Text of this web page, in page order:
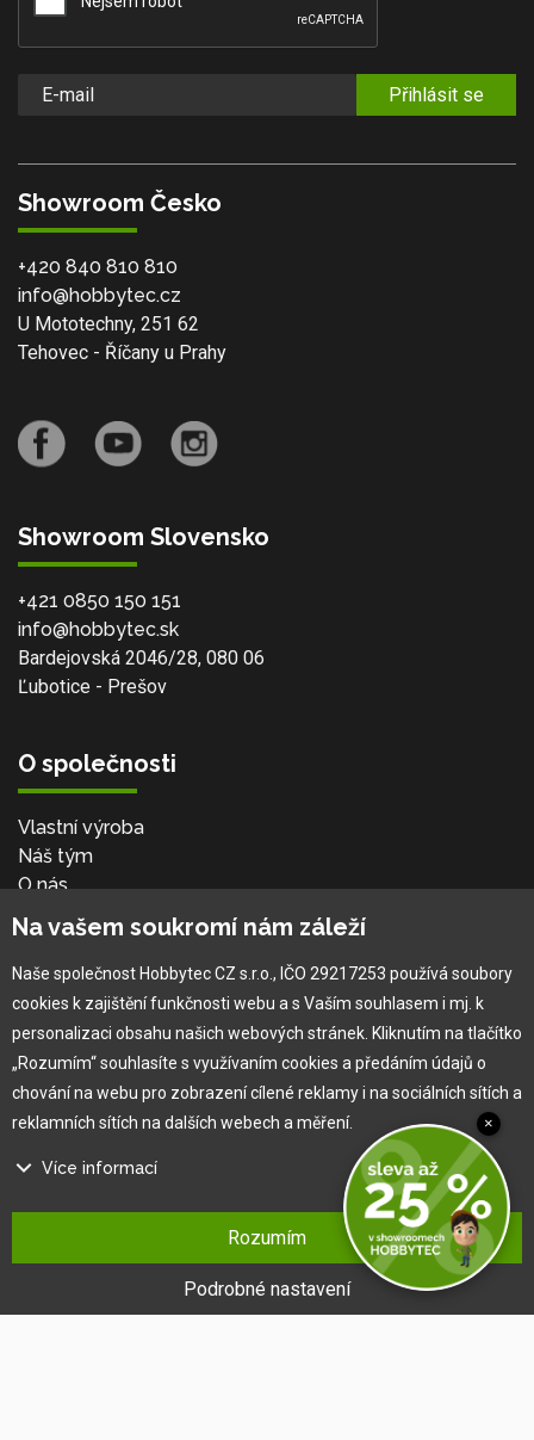
Přihlásit se
Showroom Česko
+420 840 810 810
info@hobbytec.cz
U Mototechny, 251 62
Tehovec - Říčany u Prahy
Showroom Slovensko
+421 0850 150 151
info@hobbytec.sk
Bardejovská 2046/28, 080 06
Ľubotice - Prešov
O společnosti
Vlastní výroba
Náš tým
O nás
Pro zákazníka
Obchodní podmínky
Věrnostní program
Jak na reklamaci
Výprodej
Na vašem soukromí nám záleží
Naše společnost Hobbytec CZ s.r.o., IČO 29217253 používá soubory
cookies k zajištění funkčnosti webu a s Vaším souhlasem i mj. k
personalizaci obsahu našich webových stránek. Kliknutím na tlačítko
„Rozumím“ souhlasíte s využívaním cookies a předáním údajů o
chování na webu pro zobrazení cílené reklamy i na sociálních sítích a
reklamních sítích na dalších webech a měření.
Více informací
Na našem webu používáme několik druhů kategorií cookies:
Ty jsou nezbytně nutné pro fungování webu a jeho funkcí, které se
rozhodnete využívat. Bez nich by náš web nefungoval, např. by nebylo
Rozumím
Podrobné nastavení
×